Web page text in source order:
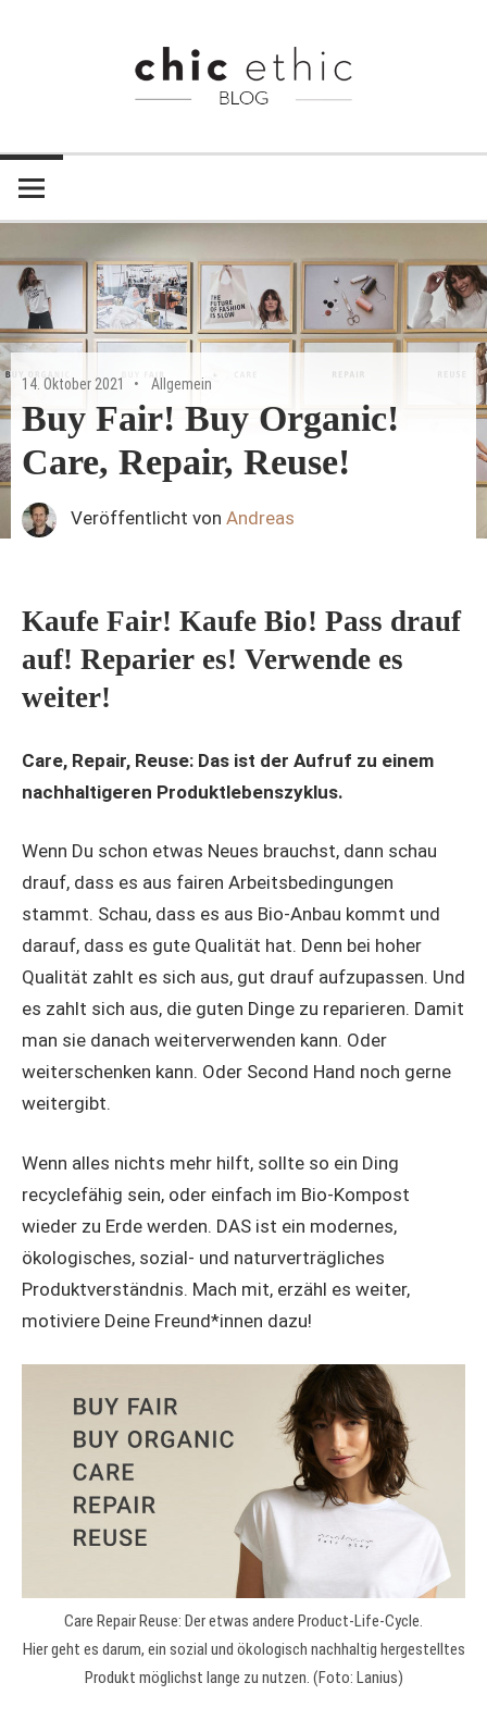
Chic
Ethic
Blog
Ethic
–
Shop
14. Oktober 2021 Allgemein
Buy Fair! Buy Organic!
Care, Repair, Reuse!
Veröffentlicht von Andreas
Kaufe Fair! Kaufe Bio! Pass drauf
auf! Reparier es! Verwende es
weiter!
Care, Repair, Reuse: Das ist der Aufruf zu einem
nachhaltigeren Produktlebenszyklus.
Wenn Du schon etwas Neues brauchst, dann schau
drauf, dass es aus fairen Arbeitsbedingungen
stammt. Schau, dass es aus Bio-Anbau kommt und
darauf, dass es gute Qualität hat. Denn bei hoher
Qualität zahlt es sich aus, gut drauf aufzupassen. Und
es zahlt sich aus, die guten Dinge zu reparieren. Damit
man sie danach weiterverwenden kann. Oder
weiterschenken kann. Oder Second Hand noch gerne
weitergibt.
Wenn alles nichts mehr hilft, sollte so ein Ding
recyclefähig sein, oder einfach im Bio-Kompost
wieder zu Erde werden. DAS ist ein modernes,
ökologisches, sozial- und naturverträgliches
Produktverständnis. Mach mit, erzähl es weiter,
motiviere Deine Freund*innen dazu!
Care Repair Reuse: Der etwas andere Product-Life-Cycle.
Hier geht es darum, ein sozial und ökologisch nachhaltig hergestelltes
Produkt möglichst lange zu nutzen. (Foto: Lanius)